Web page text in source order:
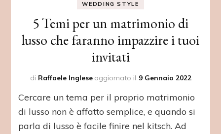
WEDDING STYLE
5 Temi per un matrimonio di
lusso che faranno impazzire i tuoi
invitati
di Raffaele Inglese aggiornato il 9 Gennaio 2022
Cercare un tema per il proprio matrimonio
di lusso non è affatto semplice, e quando si
parla di lusso è facile finire nel kitsch. Ad